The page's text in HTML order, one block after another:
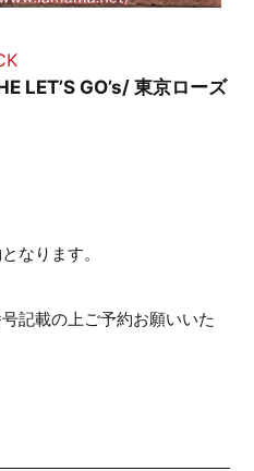
LET’S GO’s/ 東京ローズ
なります。
記載の上ご予約お願いいた